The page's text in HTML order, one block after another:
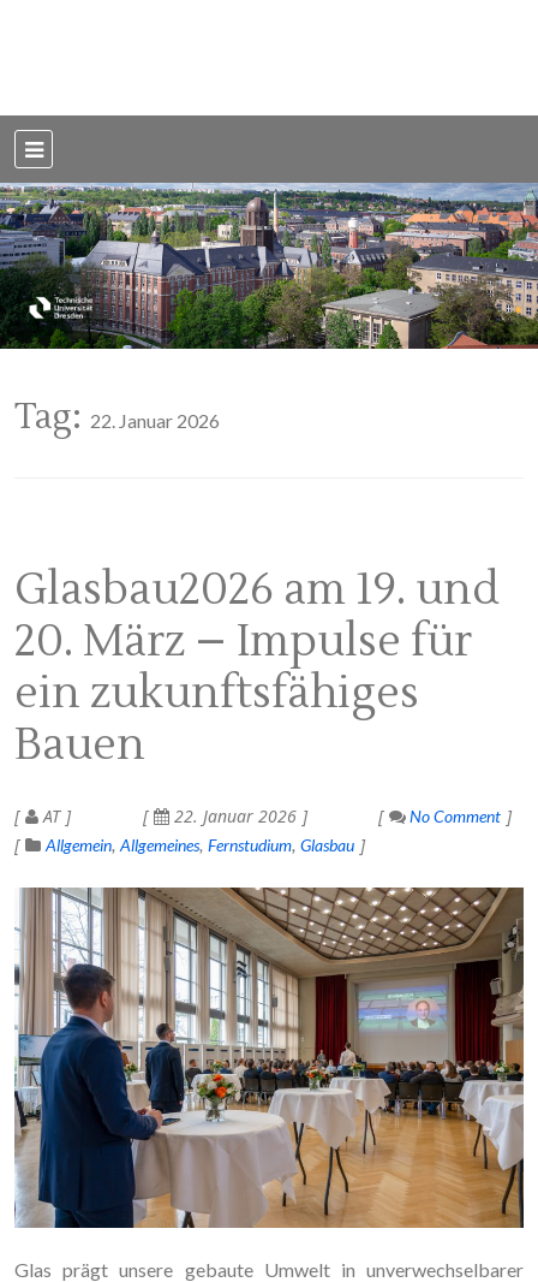
Dresden
Tag: 22. Januar 2026
Glasbau2026 am 19. und
20. März – Impulse für
ein zukunftsfähiges
Bauen
AT 22. Januar 2026
No Comment
Allgemein Allgemeines Fernstudium Glasbau
Glas prägt unsere gebaute Umwelt in unverwechselbarer